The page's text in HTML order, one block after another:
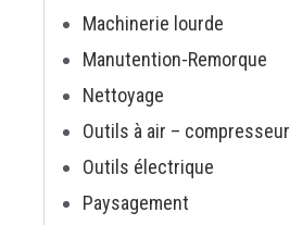
Machinerie lourde
Manutention-Remorque
Nettoyage
Outils à air – compresseur
Outils électrique
Paysagement